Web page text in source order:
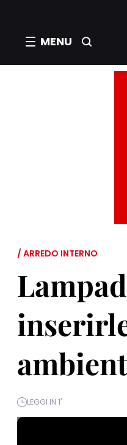
MENU
/ ARREDO INTERNO
LEGGI IN 1'